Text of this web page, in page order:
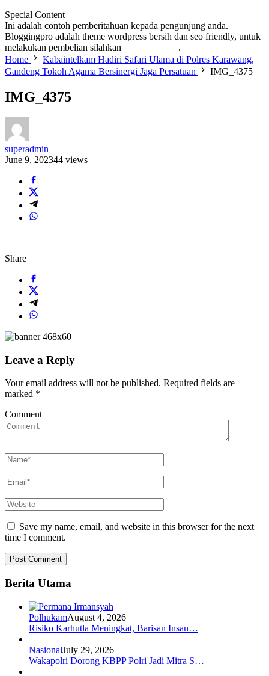
Special Content
Ini adalah contoh pemberitahuan kepada pengunjung anda.
Bloggingpro adalah theme wordpress bersih dan seo friendly, untuk
melakukan pembelian silahkan
.
Home
Kabaintelkam Hadiri Safari Ulama di Polres Karawang,
Gandeng Tokoh Agama Bersinergi Jaga Persatuan
IMG_4375
IMG_4375
superadmin
June 9, 202344 views
Share
Leave a Reply
Your email address will not be published. Required fields are
marked *
Comment
Save my name, email, and website in this browser for the next
time I comment.
Berita Utama
PolhukamAugust 4, 2026
Risiko Karhutla Meningkat, Barisan Insan…
NasionalJuly 29, 2026
Wakapolri Dorong KBPP Polri Jadi Mitra S…